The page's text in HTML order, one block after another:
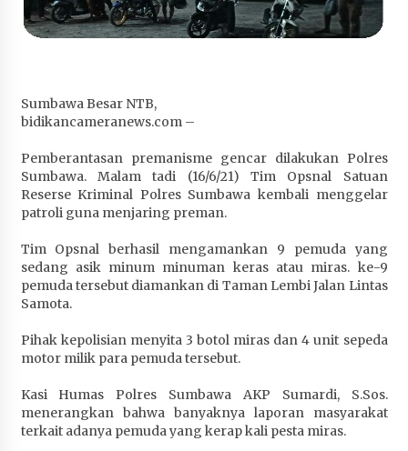
Penurunan Stunting di Sumbawa
4 minggu ago
4 minggu ago
Bupati Sumbawa Lepas 487 Atlet dari Berbagai
Cabor yang Akan Berjuang pada PORPROV XII
NTB 2026
1 bulan ago
BAZNAS Kabupaten Sumbawa Salurkan Bantuan
Program 100 Mustahik Per Desa di Desa Teluk
Santong
1 bulan ago
Dosen UTS Siap Kembangkan Inovasi Lewat
Pelatihan PDPP 2026 Bali
Terapkan “Polantas Menyapa”, Satlantas Polres
Sumbawa Berupaya Wujudkan Pelayanan
Sumbawa Besar NTB,
bidikancameranews.com –
Pemberantasan premanisme gencar dilakukan Polres
Sumbawa. Malam tadi (16/6/21) Tim Opsnal Satuan
Reserse Kriminal Polres Sumbawa kembali menggelar
patroli guna menjaring preman.
Tim Opsnal berhasil mengamankan 9 pemuda yang
sedang asik minum minuman keras atau miras. ke-9
pemuda tersebut diamankan di Taman Lembi Jalan Lintas
Samota.
Pihak kepolisian menyita 3 botol miras dan 4 unit sepeda
motor milik para pemuda tersebut.
Kasi Humas Polres Sumbawa AKP Sumardi, S.Sos.
menerangkan bahwa banyaknya laporan masyarakat
terkait adanya pemuda yang kerap kali pesta miras.